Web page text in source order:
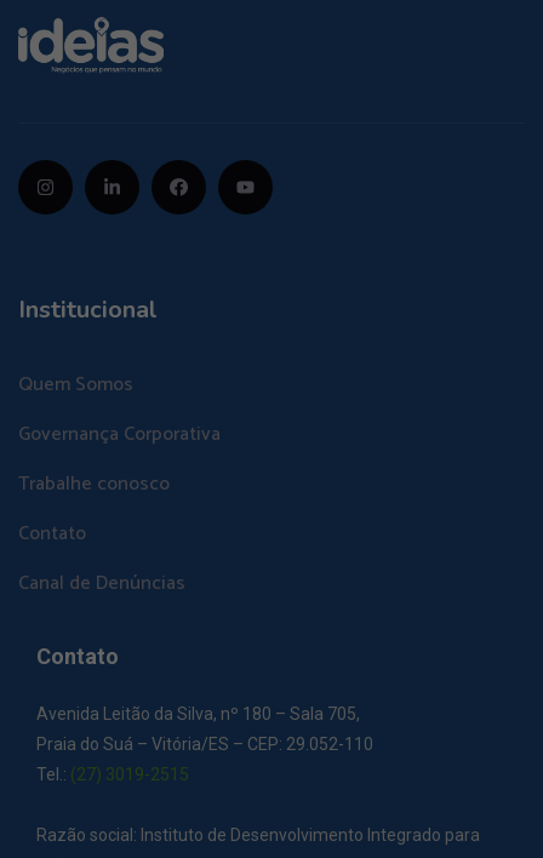
Institucional
Quem Somos
Governança Corporativa
Trabalhe conosco
Contato
Canal de Denúncias
Contato
Avenida Leitão da Silva, nº 180 – Sala 705,
Praia do Suá – Vitória/ES – CEP: 29.052-110
Tel.: (27) 3019-2515
Razão social: Instituto de Desenvolvimento Integrado para